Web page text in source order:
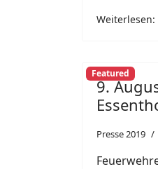
Featured
9.
Presse 2019